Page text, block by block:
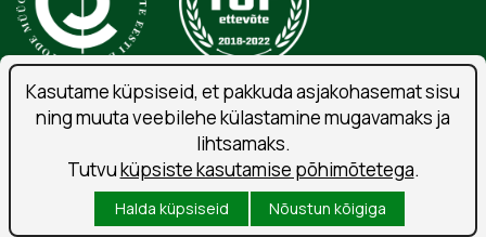
Isikuandmete töötlemise tingimused
Liitu uudiskirjaga
Kasutustingimused
Kasutame küpsiseid, et pakkuda asjakohasemat sisu
ning muuta veebilehe külastamine mugavamaks ja
lihtsamaks.
Tutvuküpsiste kasutamise põhimõtetega.
Halda küpsiseid Nõustun kõigiga